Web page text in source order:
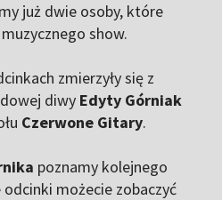
już dwie osoby, które
show.
zmierzyły się z
diwy Edyty Górniak
Czerwone Gitary.
poznamy kolejnego
możecie zobaczyć